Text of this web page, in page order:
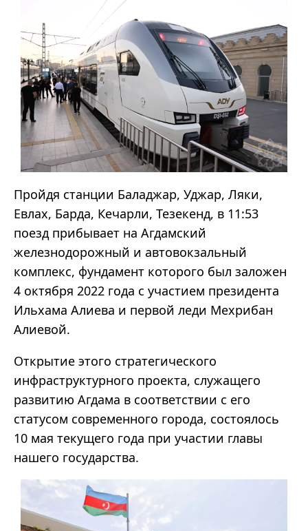
Пройдя станции Баладжар, Уджар, Ляки,
Евлах, Барда, Кечарли, Тезекенд, в 11:53
поезд прибывает на Агдамский
железнодорожный и автовокзальный
комплекс, фундамент которого был заложен
4 октября 2022 года с участием президента
Ильхама Алиева и первой леди Мехрибан
Алиевой.
Открытие этого стратегического
инфраструктурного проекта, служащего
развитию Агдама в соответствии с его
статусом современного города, состоялось
10 мая текущего года при участии главы
нашего государства.